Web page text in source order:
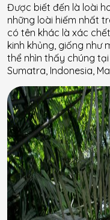
Được biết đến là loài
những loài hiếm nhất
có tên khác là xác
kinh khủng, giống như
thể nhìn thấy chúng
Sumatra, Indonesia,